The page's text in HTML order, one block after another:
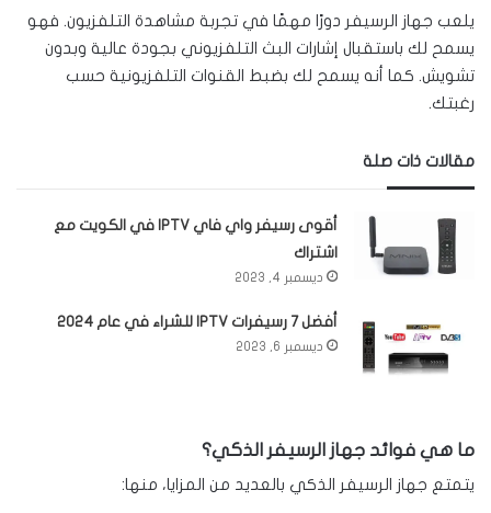
يلعب جهاز الرسيفر دورًا مهمًا في تجربة مشاهدة التلفزيون. فهو
يسمح لك باستقبال إشارات البث التلفزيوني بجودة عالية وبدون
تشويش. كما أنه يسمح لك بضبط القنوات التلفزيونية حسب
رغبتك.
مقالات ذات صلة
أقوى رسيفر واي فاي IPTV في الكويت مع
اشتراك
ديسمبر 4, 2023
أفضل 7 رسيفرات IPTV للشراء في عام 2024
ديسمبر 6, 2023
ما هي فوائد جهاز الرسيفر الذكي؟
يتمتع جهاز الرسيفر الذكي بالعديد من المزايا، منها: